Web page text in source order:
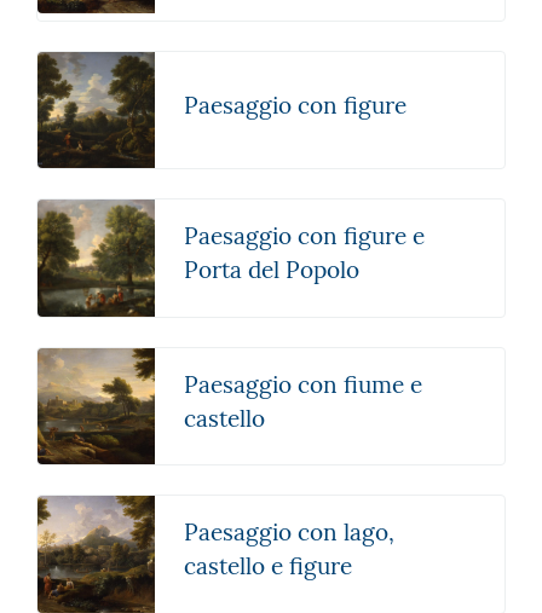
Paesaggio con figure
Paesaggio con figure e
Porta del Popolo
Paesaggio con fiume e
castello
Paesaggio con lago,
castello e figure